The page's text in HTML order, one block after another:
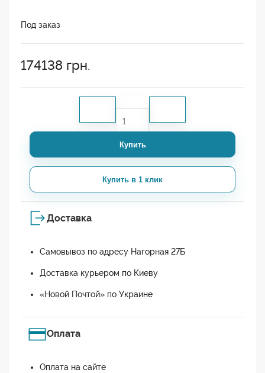
Под заказ
174138 грн.
Купить
Купить в 1 клик
Доставка
Самовывоз по адресу Нагорная 27Б
Доставка курьером по Киеву
«Новой Почтой» по Украине
Оплата
Оплата на сайте